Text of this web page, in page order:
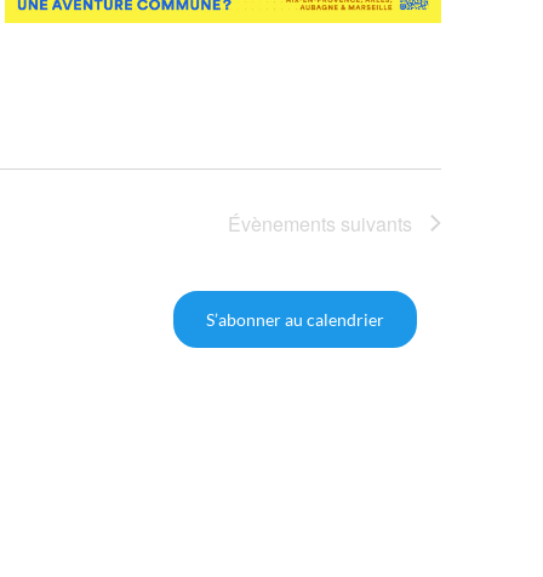
Évènements suivants
S’abonner au calendrier